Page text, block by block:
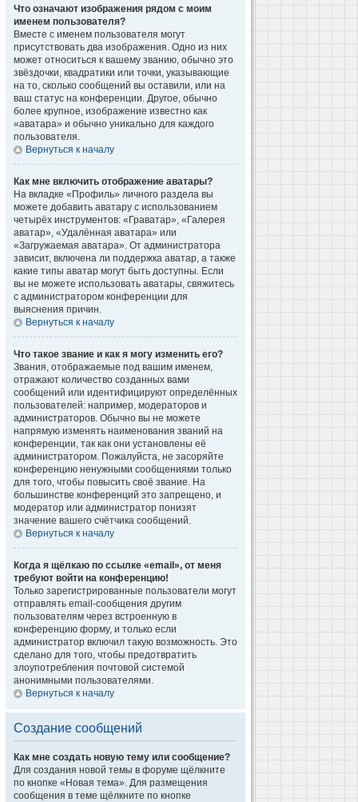
Что означают изображения рядом с моим
именем пользователя?
Вместе с именем пользователя могут
присутствовать два изображения. Одно из них
может относиться к вашему званию, обычно это
звёздочки, квадратики или точки, указывающие
на то, сколько сообщений вы оставили, или на
ваш статус на конференции. Другое, обычно
более крупное, изображение известно как
«аватара» и обычно уникально для каждого
пользователя.
Вернуться к началу
Как мне включить отображение аватары?
На вкладке «Профиль» личного раздела вы
можете добавить аватару с использованием
четырёх инструментов: «Граватар», «Галерея
аватар», «Удалённая аватара» или
«Загружаемая аватара». От администратора
зависит, включена ли поддержка аватар, а также
какие типы аватар могут быть доступны. Если
вы не можете использовать аватары, свяжитесь
с администратором конференции для
выяснения причин.
Вернуться к началу
Что такое звание и как я могу изменить его?
Звания, отображаемые под вашим именем,
отражают количество созданных вами
сообщений или идентифицируют определённых
пользователей: например, модераторов и
администраторов. Обычно вы не можете
напрямую изменять наименования званий на
конференции, так как они установлены её
администратором. Пожалуйста, не засоряйте
конференцию ненужными сообщениями только
для того, чтобы повысить своё звание. На
большинстве конференций это запрещено, и
модератор или администратор понизят
значение вашего счётчика сообщений.
Вернуться к началу
Когда я щёлкаю по ссылке «email», от меня
требуют войти на конференцию!
Только зарегистрированные пользователи могут
отправлять email-сообщения другим
пользователям через встроенную в
конференцию форму, и только если
администратор включил такую возможность. Это
сделано для того, чтобы предотвратить
злоупотребления почтовой системой
анонимными пользователями.
Вернуться к началу
Создание сообщений
Как мне создать новую тему или сообщение?
Для создания новой темы в форуме щёлкните
по кнопке «Новая тема». Для размещения
сообщения в теме щёлкните по кнопке